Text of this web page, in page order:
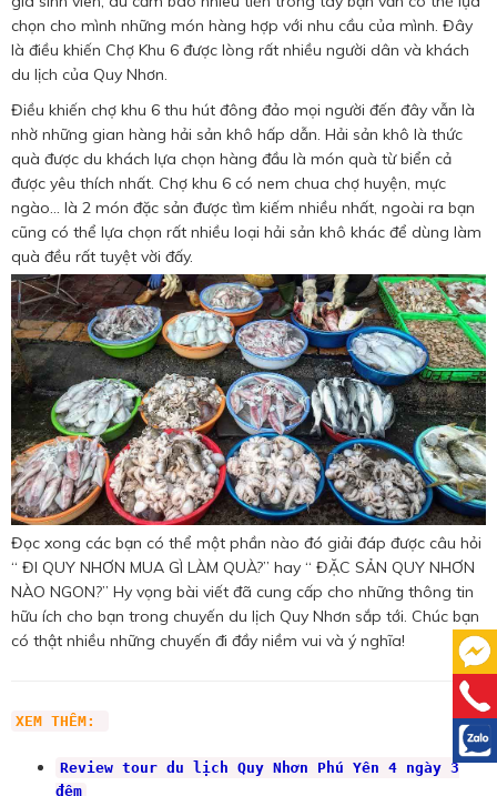
chọn cho mình những món hàng hợp với nhu cầu của mình. Đây
là điều khiến Chợ Khu 6 được lòng rất nhiều người dân và khách
du lịch của Quy Nhơn.
Điều khiến chợ khu 6 thu hút đông đảo mọi người đến đây vẫn là
nhờ những gian hàng hải sản khô hấp dẫn. Hải sản khô là thức
quà được du khách lựa chọn hàng đầu là món quà từ biển cả
được yêu thích nhất. Chợ khu 6 có nem chua chợ huyện, mực
ngào… là 2 món đặc sản được tìm kiếm nhiều nhất, ngoài ra bạn
cũng có thể lựa chọn rất nhiều loại hải sản khô khác để dùng làm
quà đều rất tuyệt vời đấy.
Đọc xong các bạn có thể một phần nào đó giải đáp được câu hỏi
“ ĐI QUY NHƠN MUA GÌ LÀM QUÀ?” hay “ ĐẶC SẢN QUY NHƠN
NÀO NGON?” Hy vọng bài viết đã cung cấp cho những thông tin
hữu ích cho bạn trong chuyến du lịch Quy Nhơn sắp tới. Chúc bạn
có thật nhiều những chuyến đi đầy niềm vui và ý nghĩa!
XEM THÊM:
Review tour du lịch Quy Nhơn Phú Yên 4 ngày 3